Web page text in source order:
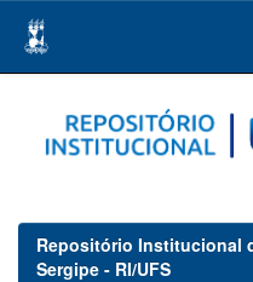
navigation
Repositório Institucional
Sergipe - RI/UFS